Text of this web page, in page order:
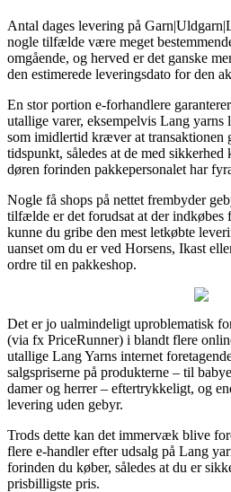
Antal dages levering på
nogle tilfælde være meget
omgående, og herved er det ganske
den estimerede leveringsdato for den
En stor portion e-forhandlere
utallige varer, eksempelvis Lang
som imidlertid kræver at transaktionen
tidspunkt, således at de med sikkerhed
døren forinden pakkepersonalet har
Nogle få shops på nettet frembyder
tilfælde er det forudsat at der indkøbes
kunne du gribe den mest letkøbte
uanset om du er ved Horsens, Ikast
ordre til en pakkeshop.
Det er jo ualmindeligt uproblematisk
(via fx PriceRunner) i blandt flere
utallige Lang Yarns internet
salgspriserne på produkterne – til
damer og herrer – eftertrykkeligt, og
levering uden gebyr.
Trods dette kan det immervæk blive
flere e-handler efter udsalg på Lang
forinden du køber, således at du er
prisbilligste pris.